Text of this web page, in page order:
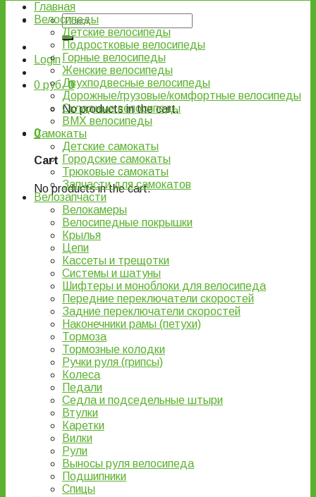
Login
0 руб. 0
No products in the cart.
0
Cart
No products in the cart.
Главная
Велосипеды
Детские велосипеды
Подростковые велосипеды
Горные велосипеды
Женские велосипеды
Двухподвесные велосипеды
Дорожные/грузовые/комфортные велосипеды
Складные велосипеды
BMX велосипеды
Самокаты
Детские самокаты
Городские самокаты
Трюковые самокаты
Запчасти для самокатов
Велозапчасти
Велокамеры
Велосипедные покрышки
Крылья
Цепи
Кассеты и трещотки
Системы и шатуны
Шифтеры и моноблоки для велосипеда
Передние переключатели скоростей
Задние переключатели скоростей
Наконечники рамы (петухи)
Тормоза
Тормозные колодки
Ручки руля (грипсы)
Колеса
Педали
Седла и подседельные штыри
Втулки
Каретки
Вилки
Рули
Выносы руля велосипеда
Подшипники
Спицы